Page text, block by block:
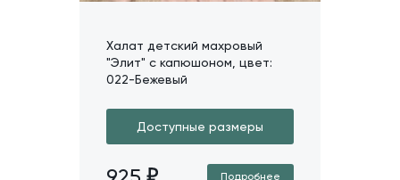
Халат детский махровый
"Элит" с капюшоном, цвет:
022-Бежевый
Доступные размеры
Подробнее